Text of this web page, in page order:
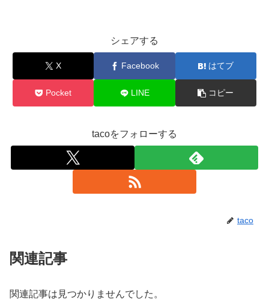
シェアする
X Facebook はてブ
Pocket LINE コピー
tacoをフォローする
taco
関連記事
関連記事は見つかりませんでした。